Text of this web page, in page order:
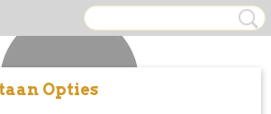
Opties